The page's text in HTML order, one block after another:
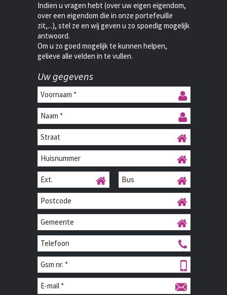
Indien u vragen hebt (over uw eigen eigendom,
over een eigendom die in onze portefeuille
zit,...), stel ze en wij geven u zo spoedig mogelijk
antwoord.
Om u zo goed mogelijk te kunnen helpen,
gelieve alle velden in te vullen.
Uw gegevens